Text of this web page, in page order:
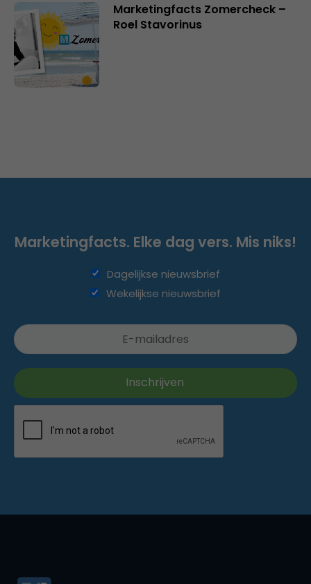
Marketingfacts Zomercheck –
Roel Stavorinus
Marketingfacts. Elke dag vers. Mis niks!
Dagelijkse nieuwsbrief
Wekelijkse nieuwsbrief